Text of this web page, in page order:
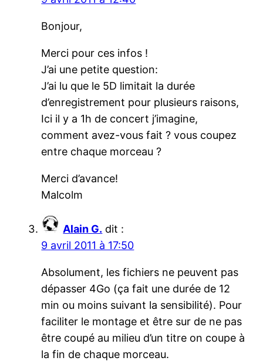
Bonjour,
Merci pour ces infos !
J’ai une petite question:
J’ai lu que le 5D limitait la durée
d’enregistrement pour plusieurs raisons,
Ici il y a 1h de concert j’imagine,
comment avez-vous fait ? vous coupez
entre chaque morceau ?
Merci d’avance!
Malcolm
Alain G. dit :
9 avril 2011 à 17:50
Absolument, les fichiers ne peuvent pas
dépasser 4Go (ça fait une durée de 12
min ou moins suivant la sensibilité). Pour
faciliter le montage et être sur de ne pas
être coupé au milieu d’un titre on coupe à
la fin de chaque morceau.